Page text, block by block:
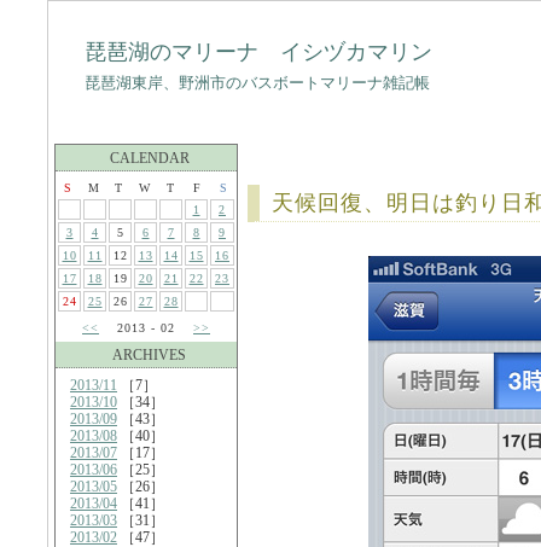
琵琶湖のマリーナ イシヅカマリン
琵琶湖東岸、野洲市のバスボートマリーナ雑記帳
CALENDAR
S M T W T F
S
1
2
3
4 5 6 7 8
9
10
11 12 13 14 15
16
17
18 19 20 21 22
23
24
25 26 27
28
<<
2013 - 02 >>
ARCHIVES
2013/11 ［7］
2013/10 ［34］
2013/09 ［43］
2013/08 ［40］
2013/07 ［17］
2013/06 ［25］
2013/05 ［26］
2013/04 ［41］
2013/03 ［31］
2013/02 ［47］
天候回復、明日は釣り日